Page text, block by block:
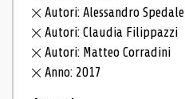
Autori: Alessandro Spedale
Autori: Claudia Filippazzi
Autori: Matteo Corradini
Anno: 2017